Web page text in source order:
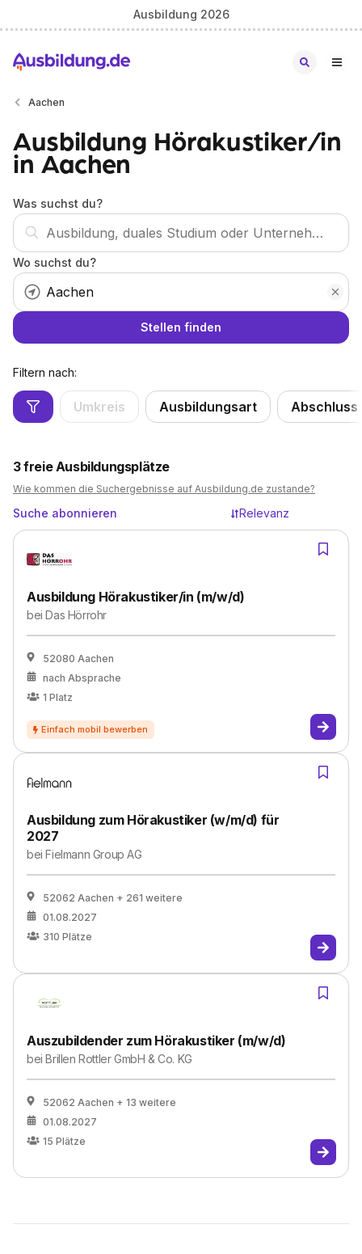
Ausbildung 2026
Aachen
Ausbildung Hörakustiker/in
in Aachen
Was suchst du?
Wo suchst du?
Stellen finden
Filtern nach:
Umkreis Ausbildungsart Abschluss
3freie Ausbildungsplätze
Wie kommen die Suchergebnisse auf Ausbildung.de zustande?
Suche abonnieren Relevanz
Ausbildung Hörakustiker/in (m/w/d)
beiDas Hörrohr
52080 Aachen
nach Absprache
1 Platz
Ausbildung zum Hörakustiker (w/m/d) für
2027
beiFielmann Group AG
52062 Aachen + 261 weitere
01.08.2027
310 Plätze
Auszubildender zum Hörakustiker (m/w/d)
beiBrillen Rottler GmbH & Co. KG
52062 Aachen + 13 weitere
01.08.2027
15 Plätze